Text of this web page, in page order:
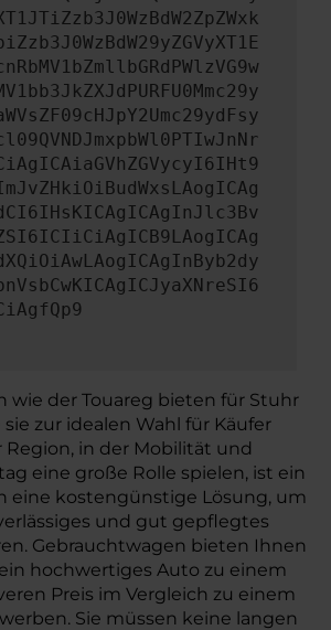
wie der Touareg bieten für Stuhr
zur idealen Wahl für Käufer
Region, in der Mobilität und
eine große Rolle spielen, ist ein
eine kostengünstige Lösung, um
und gut gepflegtes
Gebrauchtwagen bieten Ihnen
hochwertiges Auto zu einem
Preis im Vergleich zu einem
Sie müssen keine langen